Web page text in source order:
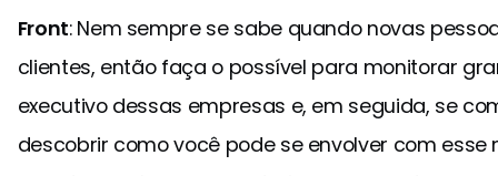
Front: Nem sempre se sabe quando novas
clientes, então faça o possível para monitorar
executivo dessas empresas e, em seguida, se
descobrir como você pode se envolver com esse